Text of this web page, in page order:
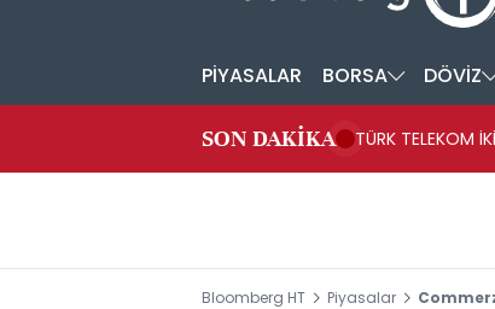
PİYASALAR BORSA DÖVİZ
SON DAKİKA TÜRK TELEKOM
Bloomberg HT Piyasalar